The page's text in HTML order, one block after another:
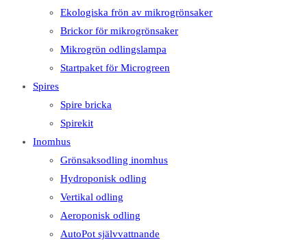
Ekologiska frön av mikrogrönsaker
Brickor för mikrogrönsaker
Mikrogrön odlingslampa
Startpaket för Microgreen
Spires
Spire bricka
Spirekit
Inomhus
Grönsaksodling inomhus
Hydroponisk odling
Vertikal odling
Aeroponisk odling
AutoPot självvattnande